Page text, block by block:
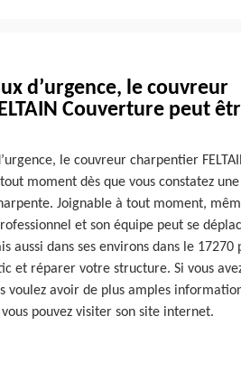
d’urgence, le couvreur
Couverture peut
le couvreur charpentier
moment dès que vous constatez
Joignable à tout moment,
et son équipe peut se
aussi dans ses environs dans le 17270
et réparer votre structure. Si vous
voulez avoir de plus amples
pouvez visiter son site internet.